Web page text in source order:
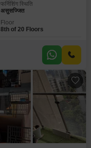
फर्निशिंग स्थिति
असुसज्जित
Floor
8th of 20 Floors